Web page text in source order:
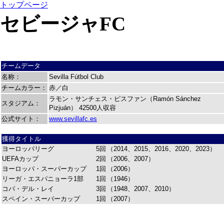
トップページ
セビージャFC
チームデータ
名称：
Sevilla Fútbol Club
チームカラー： 赤／白
スタジアム：
ラモン・サンチェス・ピスファン（Ramón Sánchez
Pizjuán） 42500人収容
公式サイト：
www.sevillafc.es
獲得タイトル
ヨーロッパリーグ
5回
（2014、2015、2016、2020、2023）
UEFAカップ
2回
（2006、2007）
ヨーロッパ・スーパーカップ
1回
（2006）
リーガ・エスパニョーラ1部
1回
（1946）
コパ・デル・レイ
3回
（1948、2007、2010）
スペイン・スーパーカップ
1回 （2007）